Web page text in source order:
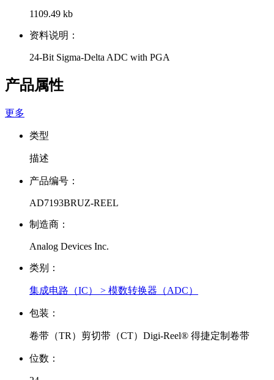
1109.49 kb
资料说明：
24-Bit Sigma-Delta ADC with PGA
产品属性
更多
类型
描述
产品编号：
AD7193BRUZ-REEL
制造商：
Analog Devices Inc.
类别：
集成电路（IC） > 模数转换器（ADC）
包装：
卷带（TR）剪切带（CT）Digi-Reel® 得捷定制卷带
位数：